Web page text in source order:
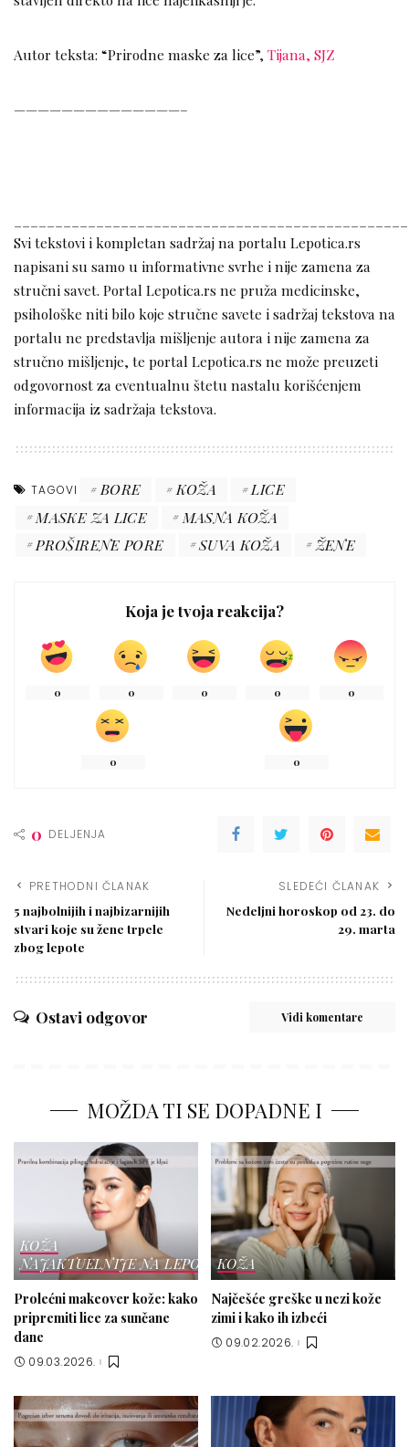
Autor teksta: “Prirodne maske za lice”, Tijana, SJZ
——————————————–
Svi tekstovi i kompletan sadržaj na portalu Lepotica.rs
napisani su samo u informativne svrhe i nije zamena za
stručni savet. Portal Lepotica.rs ne pruža medicinske,
psihološke niti bilo koje stručne savete i sadržaj tekstova na
portalu ne predstavlja mišljenje autora i nije zamena za
stručno mišljenje, te portal Lepotica.rs ne može preuzeti
odgovornost za eventualnu štetu nastalu korišćenjem
informacija iz sadržaja tekstova.
TAGOVI BORE KOŽA
LICE
MASKE ZA LICE
MASNA KOŽA
PROŠIRENE PORE
SUVA KOŽA ŽENE
Koja je tvoja reakcija?
0 0 0 0 0
0 0
0 DELJENJA
PRETHODNI ČLANAK
5 najbolnijih i najbizarnijih
stvari koje su žene trpele
zbog lepote
SLEDEĆI ČLANAK
Nedeljni horoskop od 23. do
29. marta
Ostavi odgovor Vidi komentare
MOŽDA TI SE DOPADNE I
KOŽA
NAJAKTUELNIJE NA LEPOTICI
Prolećni makeover kože: kako
pripremiti lice za sunčane
dane
09.03.2026.
KOŽA
Najčešće greške u nezi kože
zimi i kako ih izbeći
09.02.2026.